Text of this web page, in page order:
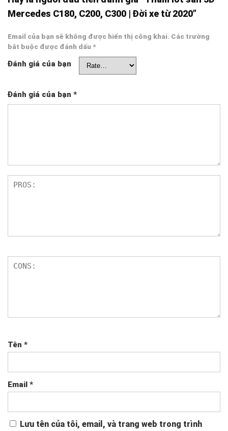
Mercedes C180, C200, C300 | Đời xe từ 2020”
Email của bạn sẽ không được hiển thị công khai. Các trường
bắt buộc được đánh dấu*
Đánh giá của bạn
Đánh giá của bạn *
Tên *
Email *
Lưu tên của tôi, email, và trang web trong trình